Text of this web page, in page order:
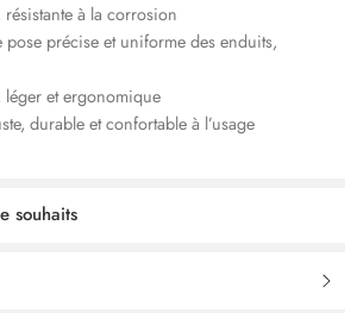
à la corrosion
précise et uniforme des enduits,
et ergonomique
durable et confortable à l’usage
souhaits